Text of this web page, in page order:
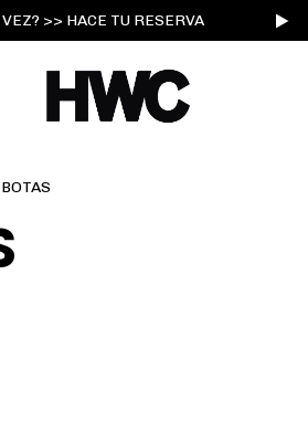
>> HACE TU RESERVA
BOTAS